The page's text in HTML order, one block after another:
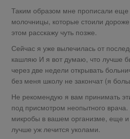
Таким образом мне прописали еще
молочницы, которые стоили
этом расскажу чуть позже.
Сейчас я уже вылечилась от
кашляю И я вот думаю, что лучше
через две недели открывать
без меня школу не закончат (я
Не рекомендую я вам принимать
под присмотром неопытного
микробы в вашем организме, еще и
лучше уж лечится уколами.